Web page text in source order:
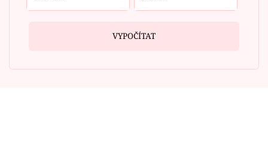
VYPOČÍTAT